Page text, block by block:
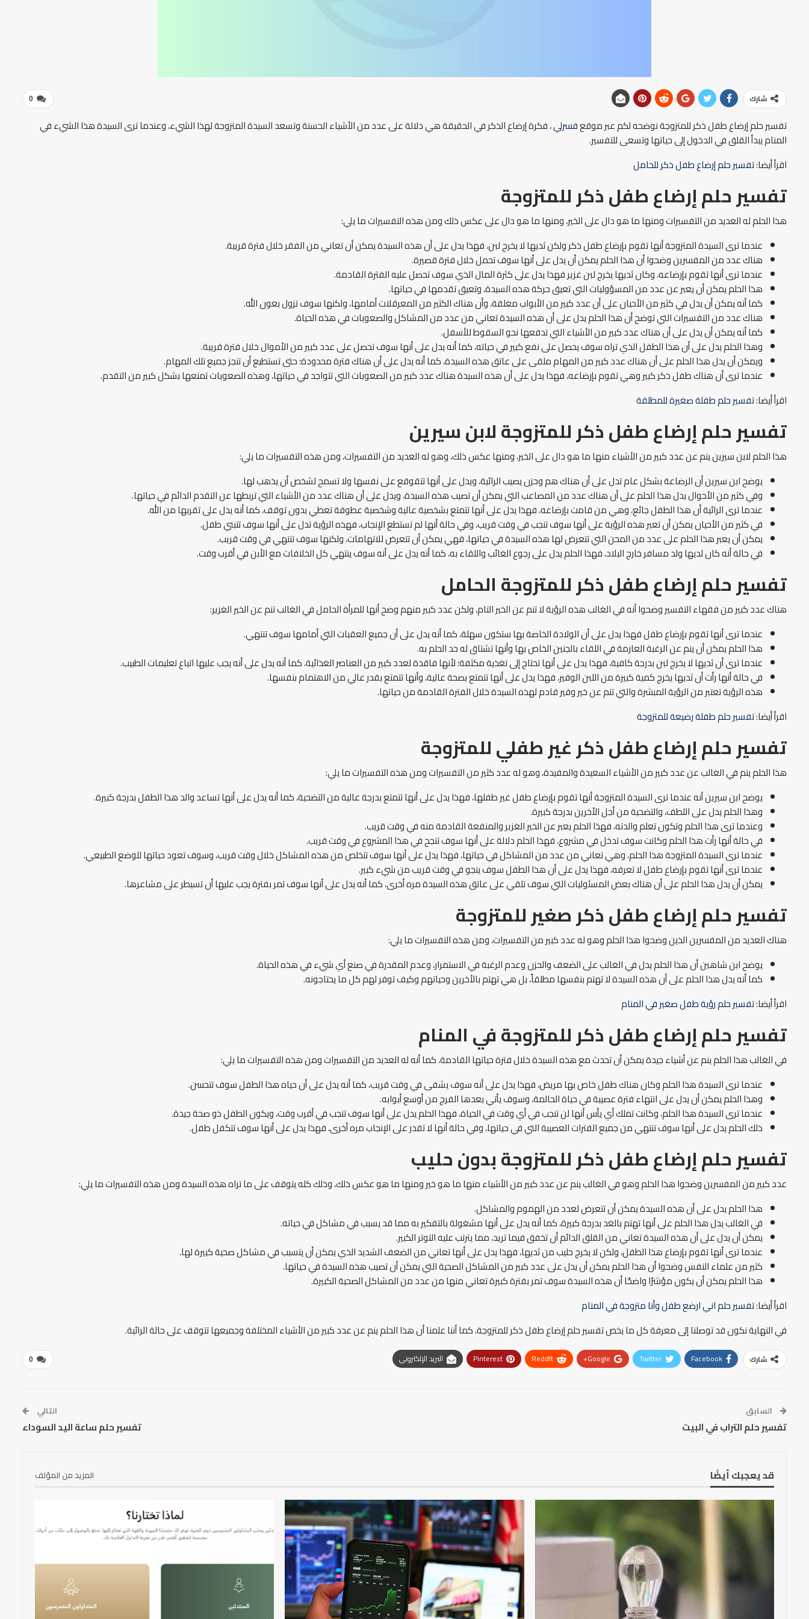
0 شارك
تفسير حلم إرضاع طفل ذكر للمتزوجة نوضحه لكم عبر موقعفسرلي، فكرة إرضاع الذكر في الحقيقة هي دلالة على عدد من الأشياء الحسنة وتسعد السيدة المتزوجة لهذا الشيء، وعندما ترى السيدة هذا الشيء في
المنام يبدأ القلق في الدخول إلى حياتها وتسعى للتفسير.
اقرأ أيضا:تفسير حلم إرضاع طفل ذكر للحامل
تفسير حلم إرضاع طفل ذكر للمتزوجة
هذا الحلم له العديد من التفسيرات ومنها ما هو دال على الخير، ومنها ما هو دال على عكس ذلك ومن هذه التفسيرات ما يلي:
عندما ترى السيدة المتزوجة أنها تقوم بإرضاع طفل ذكر ولكن ثديها لا يخرج لبن، فهذا يدل على أن هذه السيدة يمكن أن تعاني من الفقر خلال فترة قريبة.
هناك عدد من المفسرين وضحوا أن هذا الحلم يمكن أن يدل على أنها سوف تحمل خلال فترة قصيرة.
عندما ترى أنها تقوم بإرضاعه، وكان ثديها يخرج لبن غزير فهذا يدل على كثرة المال الذي سوف تحصل عليه الفترة القادمة.
هذا الحلم يمكن أن يعبر عن عدد من المسؤوليات التي تعيق حركة هذه السيدة، وتعيق تقدمها في حياتها.
كما أنه يمكن أن يدل في كثير من الأحيان على أن عدد كبير من الأبواب مغلقة، وأن هناك الكثير من المعرقلات أمامها، ولكنها سوف تزول بعون الله.
هناك عدد من التفسيرات التي توضح أن هذا الحلم يدل على أن هذه السيدة تعاني من عدد من المشاكل والصعوبات في هذه الحياة.
كما أنه يمكن أن يدل على أن هناك عدد كبير من الأشياء التي تدفعها نحو السقوط للأسفل.
وهذا الحلم يدل على أن هذا الطفل الذي تراه سوف يحصل على نفع كبير في حياته، كما أنه يدل على أنها سوف تحصل على عدد كبير من الأموال خلال فترة قريبة.
ويمكن أن يدل هذا الحلم على أن هناك عدد كبير من المهام ملقى على عاتق هذه السيدة، كما أنه يدل على أن هناك فترة محدودة؛ حتى تستطيع أن تنجز جميع تلك المهام.
عندما ترى أن هناك طفل ذكر كبير وهي تقوم بإرضاعه، فهذا يدل على أن هذه السيدة هناك عدد كبير من الصعوبات التي تتواجد في حياتها، وهذه الصعوبات تمنعها بشكل كبير من التقدم.
اقرأ أيضا:تفسير حلم طفلة صغيرة للمطلقة
تفسير حلم إرضاع طفل ذكر للمتزوجة لابن سيرين
هذا الحلم لابن سيرين ينم عن عدد كبير من الأشياء منها ما هو دال على الخير، ومنها عكس ذلك، وهو له العديد من التفسيرات، ومن هذه التفسيرات ما يلي:
يوضح ابن سيرين أن الرضاعة بشكل عام تدل على أن هناك هم وحزن يصيب الرائية، ويدل على أنها تتقوقع على نفسها ولا تسمح لشخص أن يذهب لها.
وفي كثير من الأحوال يدل هذا الحلم على أن هناك عدد من المصاعب التي يمكن أن تصيب هذه السيدة، ويدل على أن هناك عدد من الأشياء التي تربطها عن التقدم الدائم في حياتها.
عندما ترى الرائية أن هذا الطفل جائع، وهي من قامت بإرضاعه، فهذا يدل على أنها تتمتع بشخصية عالية وشخصية عطوفة تعطي بدون توقف، كما أنه يدل على تقربها من الله.
في كثير من الأحيان يمكن أن تعبر هذه الرؤية على أنها سوف تنجب في وقت قريب، وفي حالة أنها لم تستطع الإنجاب، فهذه الرؤية تدل على أنها سوف تتبني طفل.
يمكن أن يعبر هذا الحلم على عدد من المحن التي تتعرض لها هذه السيدة في حياتها، فهي يمكن أن تتعرض للاتهامات، ولكنها سوف تنتهي في وقت قريب.
في حالة أنه كان لديها ولد مسافر خارج البلاد، فهذا الحلم يدل على رجوع الغائب واللقاء به، كما أنه يدل على أنه سوف ينتهي كل الخلافات مع الأبن في أقرب وقت.
تفسير حلم إرضاع طفل ذكر للمتزوجة الحامل
هناك عدد كبير من فقهاء التفسير وضحوا أنه في الغالب هذه الرؤية لا تنم عن الخير التام، ولكن عدد كبير منهم وضح أنها للمرأة الحامل في الغالب تنم عن الخير الغزير:
عندما ترى أنها تقوم بإرضاع طفل فهذا يدل على أن الولادة الخاصة بها ستكون سهلة، كما أنه يدل على أن جميع العقبات التي أمامها سوف تنتهي.
هذا الحلم يمكن أن ينم عن الرغبة العارمة في اللقاء بالجنين الخاص بها وأنها تشتاق له حد الحلم به.
عندما ترى أن ثديها لا يخرج لبن بدرجة كافية، فهذا يدل على أنها تحتاج إلى تغذية مكثفة؛ لأنها فاقدة لعدد كبير من العناصر الغذائية، كما أنه يدل على أنه يجب عليها اتباع تعليمات الطبيب.
في حالة أنها رأت أن ثديها يخرج كمية كبيرة من اللبن الوفير، فهذا يدل على أنها تتمتع بصحة عالية، وأنها تتمتع بقدر عالي من الاهتمام بنفسها.
هذه الرؤية تعتبر من الرؤية المبشرة والتي تنم عن خير وفير قادم لهذه السيدة خلال الفترة القادمة من حياتها.
اقرأ أيضا:تفسير حلم طفلة رضيعة للمتزوجة
تفسير حلم إرضاع طفل ذكر غير طفلي للمتزوجة
هذا الحلم ينم في الغالب عن عدد كبير من الأشياء السعيدة والمفيدة، وهو له عدد كثير من التفسيرات ومن هذه التفسيرات ما يلي:
يوضح ابن سيرين أنه عندما ترى السيدة المتزوجة أنها تقوم بإرضاع طفل غير طفلها، فهذا يدل على أنها تتمتع بدرجة عالية من التضحية، كما أنه يدل على أنها تساعد والد هذا الطفل بدرجة كبيرة.
وهذا الحلم يدل على اللطف، والتضحية من أجل الأخرين بدرجة كبيرة.
وعندما ترى هذا الحلم وتكون تعلم والدته، فهذا الحلم يعبر عن الخير الغزير والمنفعة القادمة منه في وقت قريب.
في حالة أنها رأت هذا الحلم وكانت سوف تدخل في مشروع، فهذا الحلم دلالة على أنها سوف تنجح في هذا المشروع في وقت قريب.
عندما ترى السيدة المتزوجة هذا الحلم، وهي تعاني من عدد من المشاكل في حياتها، فهذا يدل على أنها سوف تتخلص من هذه المشاكل خلال وقت قريب، وسوف تعود حياتها للوضع الطبيعي.
عندما ترى أنها تقوم بإرضاع طفل لا تعرفه، فهذا يدل على أن هذا الطفل سوف ينجو في وقت قريب من شيء كبير.
يمكن أن يدل هذا الحلم على أن هناك بعض المسئوليات التي سوف تلقي على عاتق هذه السيدة مره أخرى، كما أنه يدل على أنها سوف تمر بفترة يجب عليها أن تسيطر على مشاعرها.
تفسير حلم إرضاع طفل ذكر صغير للمتزوجة
هناك العديد من المفسرين الذين وضحوا هذا الحلم وهو له عدد كبير من التفسيرات، ومن هذه التفسيرات ما يلي:
يوضح ابن شاهين أن هذا الحلم يدل في الغالب على الضعف والحزن وعدم الرغبة في الاستمرار، وعدم المقدرة في صنع أي شيء في هذه الحياة.
كما أنه يدل هذا الحلم على أن هذه السيدة لا تهتم بنفسها مطلقاً، بل هي تهتم بالأخرين وحياتهم وكيف توفر لهم كل ما يحتاجونه.
اقرأ أيضا:تفسير حلم رؤية طفل صغير في المنام
تفسير حلم إرضاع طفل ذكر للمتزوجة في المنام
في الغالب هذا الحلم ينم عن أشياء جيدة يمكن أن تحدث مع هذه السيدة خلال فترة حياتها القادمة، كما أنه له العديد من التفسيرات ومن هذه التفسيرات ما يلي:
عندما ترى السيدة هذا الحلم وكان هناك طفل خاص بها مريض، فهذا يدل على أنه سوف يشفى في وقت قريب، كما أنه يدل على أن حياه هذا الطفل سوف تتحسن.
وهذا الحلم يمكن أن يدل على انتهاء فترة عصيبة في حياة الحالمة، وسوف يأتي بعدها الفرج من أوسع أبوابه.
عندما ترى السيدة هذا الحلم، وكانت تملك أي يأس أنها لن تنجب في أي وقت في الحياة، فهذا الحلم يدل على أنها سوف تنجب في أقرب وقت، ويكون الطفل ذو صحة جيدة.
ذلك الحلم يدل على أنها سوف تنتهي من جميع الفترات العصيبة التي في حياتها، وفي حالة أنها لا تقدر على الإنجاب مره أخرى، فهذا يدل على أنها سوف تتكفل طفل.
تفسير حلم إرضاع طفل ذكر للمتزوجة بدون حليب
عدد كبير من المفسرين وضحوا هذا الحلم وهو في الغالب ينم عن عدد كبير من الأشياء منها ما هو خير ومنها ما هو عكس ذلك، وذلك كله يتوقف على ما تراه هذه السيدة ومن هذه التفسيرات ما يلي:
هذا الحلم يدل على أن هذه السيدة يمكن أن تتعرض لعدد من الهموم والمشاكل.
في الغالب يدل هذا الحلم على أنها تهتم بالغد بدرجة كبيرة، كما أنه يدل على أنها مشغولة بالتفكير به مما قد يسبب في مشاكل في حياته.
يمكن أن يدل على أن هذه السيدة تعاني من القلق الدائم أن تخفق فيما تريد، مما يترتب عليه التوتر الكبير.
عندما ترى أنها تقوم بإرضاع هذا الطفل، ولكن لا يخرج حليب من ثديها، فهذا يدل على أنها تعاني من الضعف الشديد الذي يمكن أن يتسبب في مشاكل صحية كبيرة لها.
كثير من علماء النفس وضحوا أن هذا الحلم يمكن أن يدل على عدد كبير من المشاكل الصحية التي يمكن أن تصيب هذه السيدة في حياتها.
هذا الحلم يمكن أن يكون مؤشرًا واضحًا أن هذه السيدة سوف تمر بفترة كبيرة تعاني منها من عدد من المشاكل الصحية الكبيرة.
اقرأ أيضا:تفسير حلم اني ارضع طفل وأنا متزوجة في المنام
في النهاية نكون قد توصلنا إلى معرفة كل ما يخص تفسير حلم إرضاع طفل ذكر للمتزوجة، كما أننا علمنا أن هذا الحلم ينم عن عدد كبير من الأشياء المختلفة وجميعها تتوقف على حالة الرائية.
0 شارك Facebook
Twitter
Google+
ReddIt
Pinterest البريد الإلكتروني
السابق
تفسير حلم التراب في البيت
التالي
تفسير حلم ساعة اليد السوداء
قد يعجبك أيضًا المزيد من المؤلف